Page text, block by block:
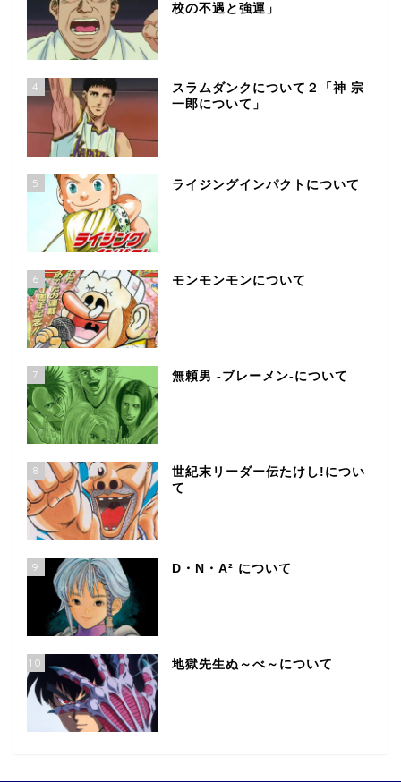
校の不遇と強運」
4
スラムダンクについて２「神 宗
一郎について」
5 ライジングインパクトについて
6 モンモンモンについて
7 無頼男 -ブレーメン-について
8
世紀末リーダー伝たけし!につい
て
9 D・N・A² について
10 地獄先生ぬ～べ～について